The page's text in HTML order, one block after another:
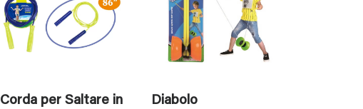
Corda per Saltare in
Diabolo